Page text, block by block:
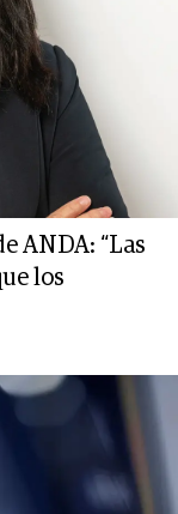
ANDA: “Las
los